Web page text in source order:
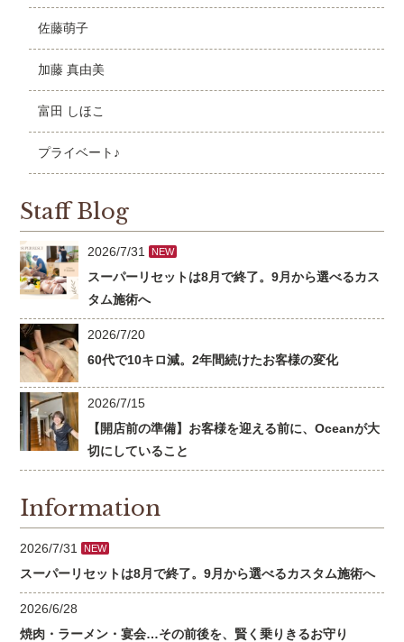
佐藤萌子
加藤 真由美
富田 しほこ
プライベート♪
Staff Blog
2026/7/31 NEW
スーパーリセットは8月で終了。9月から選べるカス
タム施術へ
2026/7/20
60代で10キロ減。2年間続けたお客様の変化
2026/7/15
【開店前の準備】お客様を迎える前に、Oceanが大
切にしていること
Information
2026/7/31 NEW
スーパーリセットは8月で終了。9月から選べるカスタム施術へ
2026/6/28
焼肉・ラーメン・宴会…その前後を、賢く乗りきるお守り